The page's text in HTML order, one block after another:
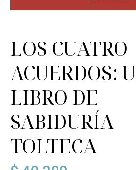
LOS CUATRO
ACUERDOS:
LIBRO DE
SABIDURÍA
TOLTECA